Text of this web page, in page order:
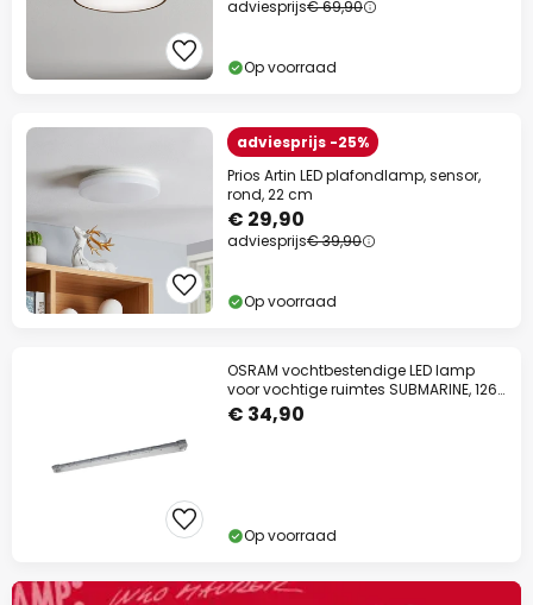
adviesprijs€ 69,90
Op voorraad
adviesprijs -25%
Prios Artin LED plafondlamp, sensor,
rond, 22 cm
€ 29,90
adviesprijs€ 39,90
Op voorraad
OSRAM vochtbestendige LED lamp
voor vochtige ruimtes SUBMARINE, 126
cm grijs
€ 34,90
Op voorraad